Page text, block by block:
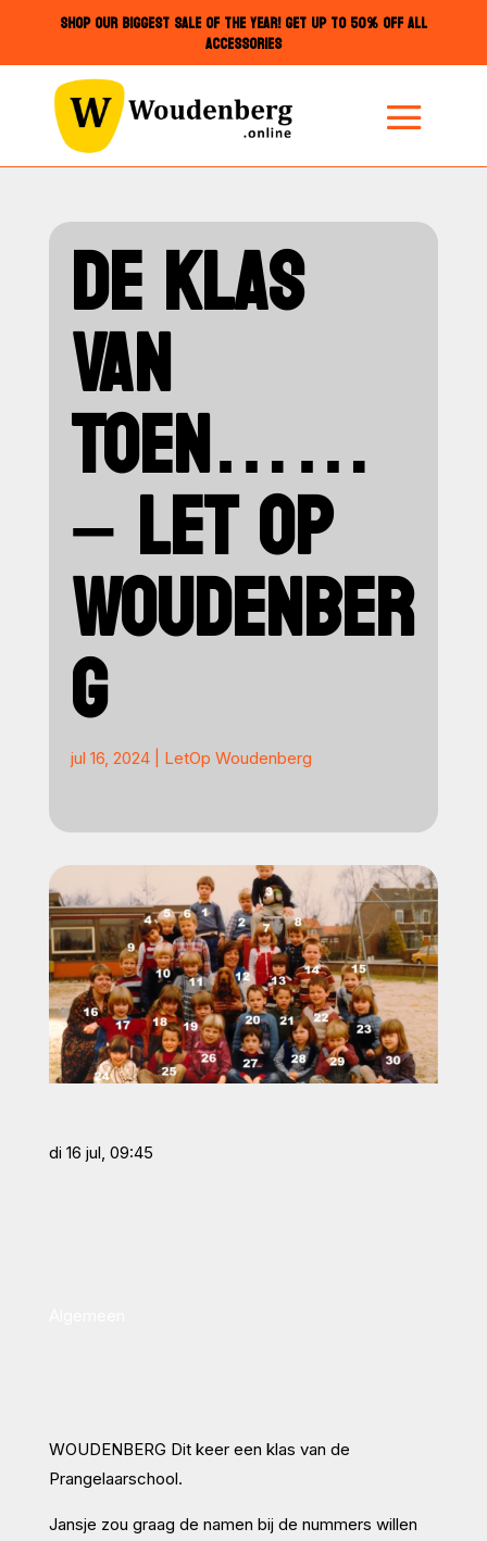
SHOP OUR BIGGEST SALE OF THE YEAR! GET UP TO 50% OFF ALL
ACCESSORIES
DE KLAS
VAN
TOEN……
– LET OP
WOUDENBER
G
jul 16, 2024| LetOp Woudenberg
di 16 jul, 09:45
WOUDENBERG Dit keer een klas van de
Prangelaarschool.
Jansje zou graag de namen bij de nummers willen